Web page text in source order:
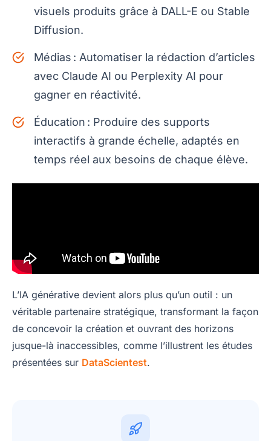
visuels produits grâce à DALL-E ou Stable
Diffusion.
Médias : Automatiser la rédaction d’articles
avec Claude AI ou Perplexity AI pour
gagner en réactivité.
Éducation : Produire des supports
interactifs à grande échelle, adaptés en
temps réel aux besoins de chaque élève.
L’IA générative devient alors plus qu’un outil : un
véritable partenaire stratégique, transformant la façon
de concevoir la création et ouvrant des horizons
jusque-là inaccessibles, comme l’illustrent les études
présentées sur DataScientest.